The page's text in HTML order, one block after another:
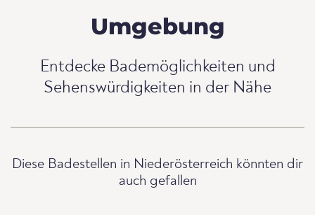
Umgebung
Entdecke Bademöglichkeiten und
Sehenswürdigkeiten in der Nähe
Diese Badestellen in Niederösterreich könnten dir
auch gefallen